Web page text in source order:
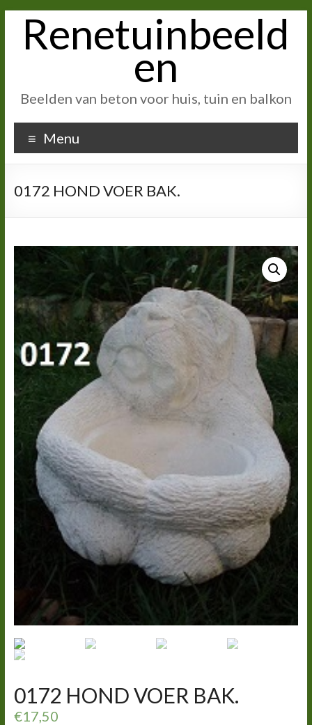
inhoudRenetuinbeeld
en
Beelden van beton voor huis, tuin en balkon
Menu
0172 HOND VOER BAK.
0172 HOND VOER BAK.
€17,50